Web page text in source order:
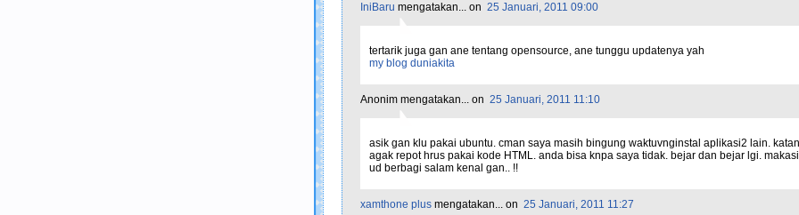
IniBaru mengatakan... on 25 Januari, 2011 09:00
tertarik juga gan ane tentang opensource, ane tunggu updatenya yah
my blog duniakita
Anonim mengatakan... on 25 Januari, 2011 11:10
asik gan klu pakai ubuntu. cman saya masih bingung waktuvnginstal aplikasi2 lain.
agak repot hrus pakai kode HTML. anda bisa knpa saya tidak. bejar dan bejar lgi.
ud berbagi salam kenal gan.. !!
xamthone plus mengatakan... on 25 Januari, 2011 11:27